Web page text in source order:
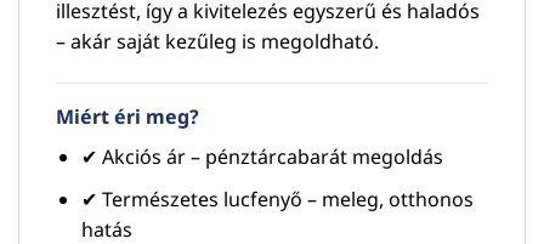
illesztést, így a kivitelezés egyszerű és haladós
– akár saját kezűleg is megoldható.
Miért éri meg?
✔ Akciós ár – pénztárcabarát megoldás
✔ Természetes lucfenyő – meleg, otthonos
hatás